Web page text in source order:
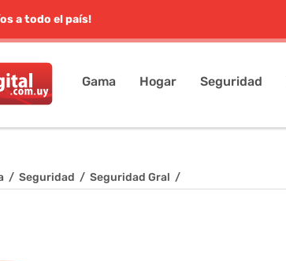
a todo el país!
Gama Hogar Seguridad
/ Seguridad / Seguridad Gral /